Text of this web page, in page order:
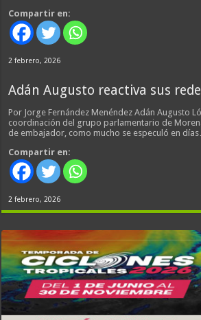
Compartir en:
2 febrero, 2026
Adán Augusto reactiva sus
Por Jorge Fernández Menéndez Adán Augusto
coordinación del grupo parlamentario de
de embajador, como mucho se especuló en
Compartir en:
2 febrero, 2026